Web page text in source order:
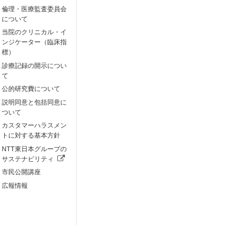
倫理・医療監査委員会
について
当院のクリニカル・イ
ンジケーター（臨床指
標）
診療記録の開示につい
て
公的研究費について
説明同意と包括同意に
ついて
カスタマーハラスメン
トに対する基本方針
NTT東日本グループの
サステナビリティ
（新しいタブで開きます）
市民公開講座
広報情報